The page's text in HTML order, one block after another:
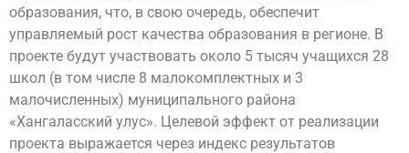
образования, что, в свою очередь, обеспечит
управляемый рост качества образования в регионе. В
проекте будут участвовать около 5 тысяч учащихся 28
школ (в том числе 8 малокомплектных и 3
малочисленных) муниципального района
«Хангаласский улус». Целевой эффект от реализации
проекта выражается через индекс результатов